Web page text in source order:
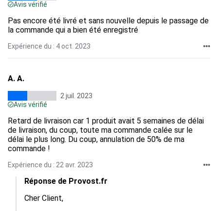
Avis vérifié
Pas encore été livré et sans nouvelle depuis le passage de
la commande qui a bien été enregistré
Expérience du : 4 oct. 2023
A. A.
2 juil. 2023
Avis vérifié
Retard de livraison car 1 produit avait 5 semaines de délai
de livraison, du coup, toute ma commande calée sur le
délai le plus long. Du coup, annulation de 50% de ma
commande !
Expérience du : 22 avr. 2023
Réponse de Provost.fr
Cher Client,